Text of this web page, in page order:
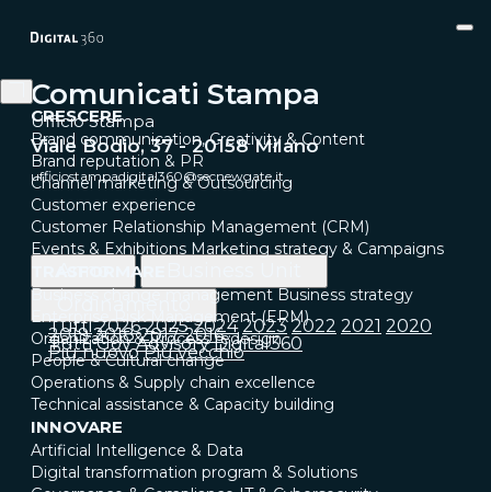
CRESCERE
Brand communication, Creativity & Content
Brand reputation & PR
Channel marketing & Outsourcing
Customer experience
Customer Relationship Management (CRM)
Events & Exhibitions Marketing strategy & Campaigns
TRASFORMARE
Business change management Business strategy
Enterprise Risk Management (ERM)
Organization & Process redesign
People & Cultural change
Operations & Supply chain excellence
Technical assistance & Capacity building
INNOVARE
Artificial Intelligence & Data
Digital transformation program & Solutions
Comunicati Stampa
Ufficio Stampa
Viale Bodio, 37 - 20158 Milano
ufficiostampadigital360@secnewgate.it
Tutti 2026 2025 2024 2023 2022 2021 2020
2019 2018 2017 2016
Tutti Gov Advisory Digital360
Più nuovo Più vecchio